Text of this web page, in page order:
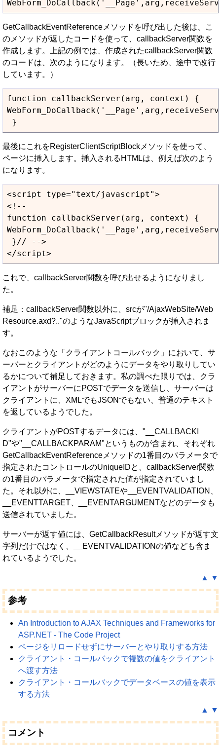
GetCallbackEventReferenceメソッドを呼び出した後は、こ
のメソッドが返したコードを使って、callbackServer関数を
作成します。上記の例では、作成されたcallbackServer関数
のコードは、次のようになります。（長いため、途中で改行
しています。）
function callbackServer(arg, context) {
最後にこれをRegisterClientScriptBlockメソッドを使って、
ページに挿入します。挿入されるHTMLは、例えば次のよう
になります。
<script type="text/javascript">
<!--
function callbackServer(arg, context) {
}// -->
これで、callbackServer関数を呼び出せるようになりまし
た。
補足：callbackServer関数以外に、srcが"/AjaxWebSite/Web
Resource.axd?.."のようなJavaScriptブロックが挿入されま
す。
なおこのような「クライアントコールバック」において、サ
ーバーとクライアントがどのようにデータをやり取りしてい
るかについて補足しておきます。私の調べた限りでは、クラ
イアントがサーバーにPOSTでデータを送信し、サーバーは
クライアントに、XMLでもJSONでもない、普通のテキスト
を返しているようでした。
クライアントがPOSTするデータには、"__CALLBACKI
D"や"__CALLBACKPARAM"というものが含まれ、それぞれ
GetCallbackEventReferenceメソッドの1番目のパラメータで
指定されたコントロールのUniqueIDと、callbackServer関数
の1番目のパラメータで指定された値が指定されていまし
た。それ以外に、__VIEWSTATEや__EVENTVALIDATION、
__EVENTTARGET、__EVENTARGUMENTなどのデータも
送信されていました。
サーバーが返す値には、GetCallbackResultメソッドが返す文
字列だけではなく、__EVENTVALIDATIONの値なども含ま
れているようでした。
▲ ▼
参考
An Introduction to AJAX Techniques and Frameworks for
ASP.NET - The Code Project
ページをリロードせずにサーバーとやり取りする方法
クライアント・コールバックで複数の値をクライアント
へ渡す方法
クライアント・コールバックでデータベースの値を表示
する方法
▲
▼
コメント